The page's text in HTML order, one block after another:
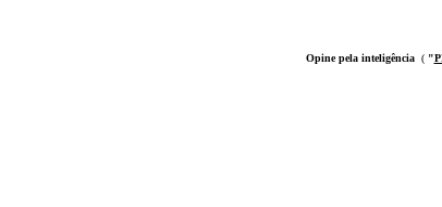
Opine pela inteligência( "